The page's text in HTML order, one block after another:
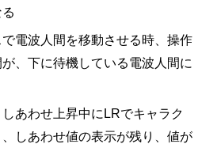
電波人間を移動させる時、操作
、下に待機している電波人間に
あわせ上昇中にLRでキャラク
しあわせ値の表示が残り、値が